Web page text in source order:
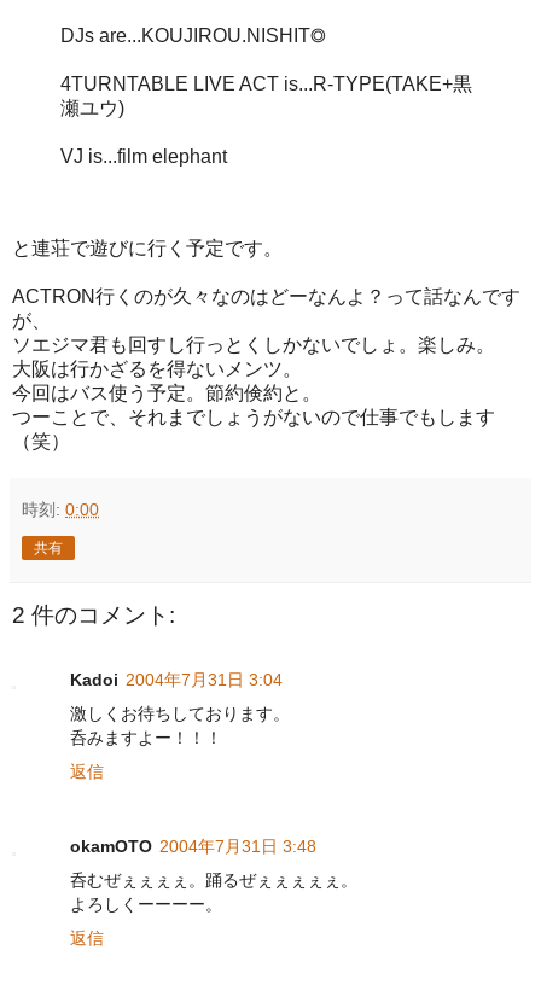
DJs are...KOUJIROU.NISHIT◎
4TURNTABLE LIVE ACT is...R-TYPE(TAKE+黒
瀬ユウ)
VJ is...film elephant
と連荘で遊びに行く予定です。
ACTRON行くのが久々なのはどーなんよ？って話なんです
が、
ソエジマ君も回すし行っとくしかないでしょ。楽しみ。
大阪は行かざるを得ないメンツ。
今回はバス使う予定。節約倹約と。
つーことで、それまでしょうがないので仕事でもします
（笑）
時刻: 0:00
共有
2 件のコメント:
Kadoi 2004年7月31日 3:04
激しくお待ちしております。
呑みますよー！！！
返信
okamOTO 2004年7月31日 3:48
呑むぜぇぇぇぇ。踊るぜぇぇぇぇぇ。
よろしくーーーー。
返信